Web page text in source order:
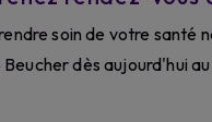
soin de votre
Beucher dès aujourd'hui